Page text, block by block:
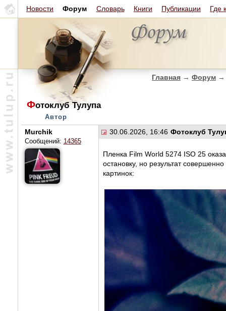
Новости Форум Словарь Книги Публикации Где
Главная → Форум →
Фотоклуб Тулупа
Автор
Murchik
Сообщений: 14365
30.06.2026, 16:46 Фотоклуб
Пленка Film World 5274 ISO 25
остановку, но результат
картинок: